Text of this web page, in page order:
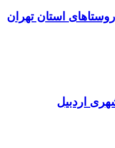
استان تهران
اردبیل